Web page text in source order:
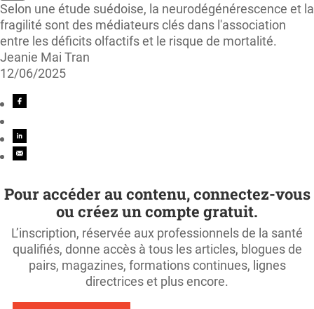
Selon une étude suédoise, la neurodégénérescence et la
fragilité sont des médiateurs clés dans l'association
entre les déficits olfactifs et le risque de mortalité.
Jeanie Mai Tran
12/06/2025
Pour accéder au contenu, connectez-vous
ou créez un compte gratuit.
L’inscription, réservée aux professionnels de la santé
qualifiés, donne accès à tous les articles, blogues de
pairs, magazines, formations continues, lignes
directrices et plus encore.